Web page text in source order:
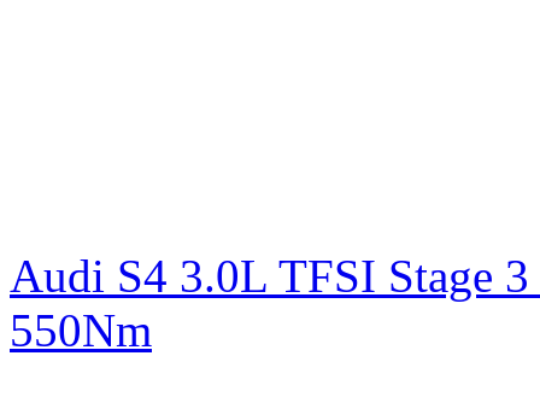
Audi S4 3.0L TFSI Stage
550Nm